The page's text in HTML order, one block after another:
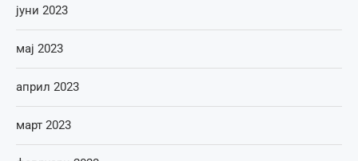
јуни 2023
мај 2023
април 2023
март 2023